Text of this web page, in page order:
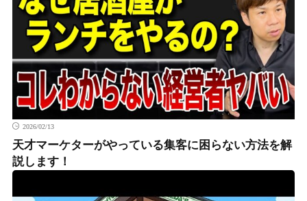
2026/02/13
天才マーケターがやっている集客に困らない方法を解
説します！